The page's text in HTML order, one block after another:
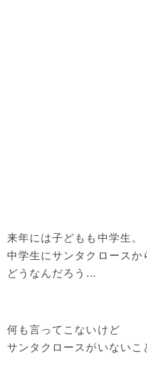
来年には子どもも中学生。
中学生にサンタクロースか
どうなんだろう…
何も言ってこないけど
サンタクロースがいない